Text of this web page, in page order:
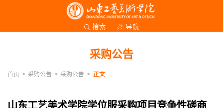
搜索 导航
采购公告
首页 > 采购公告 > 采购公告 > 正文
山东工艺美术学院学位服采购项目竞争性磋商